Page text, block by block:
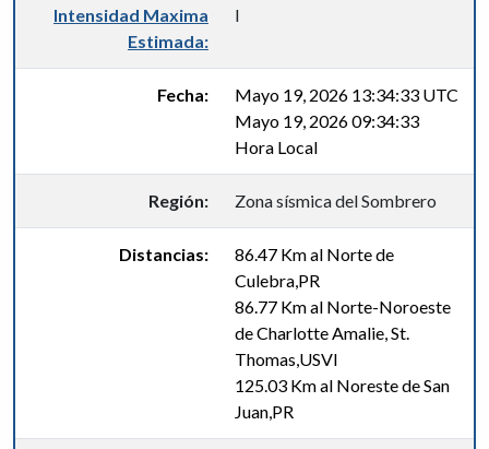
Intensidad Maxima
Estimada:
I
Fecha:
Mayo 19, 2026 13:34:33 UTC
Mayo 19, 2026 09:34:33
Hora Local
Región: Zona sísmica del Sombrero
Distancias:
86.47 Km al Norte de
Culebra,PR
86.77 Km al Norte-Noroeste
de Charlotte Amalie, St.
Thomas,USVI
125.03 Km al Noreste de San
Juan,PR